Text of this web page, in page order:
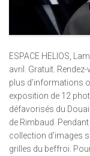
ESPACE HELIOS,
avril. Gratuit.
plus d’informations
exposition de 12
défavorisés du
de Rimbaud.
collection d’images
grilles du beffroi.